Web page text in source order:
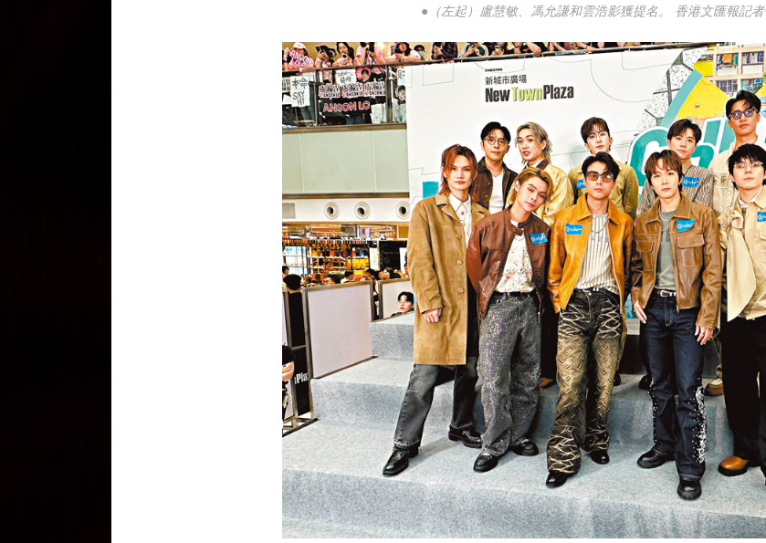
●（左起）盧慧敏、馮允謙和雲浩影獲提名。 香港文匯報記